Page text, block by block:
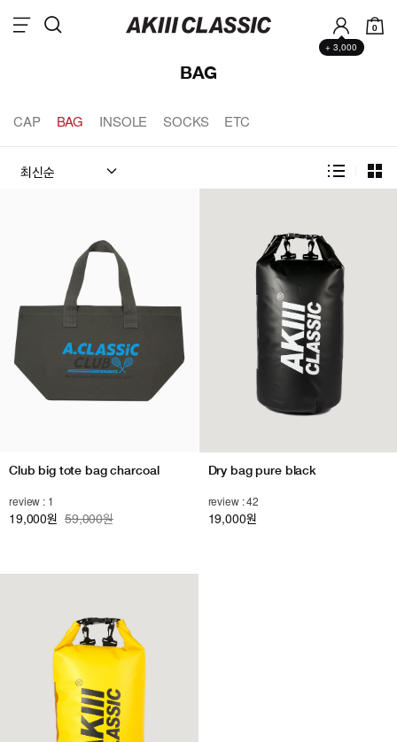
+ 3,000
0
BAG
CAP BAG INSOLE SOCKS ETC
Club big tote bag charcoal
review : 1
19,000원 59,000원
Dry bag pure black
review : 42
19,000원